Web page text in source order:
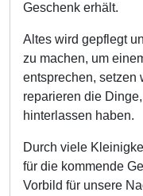
Geschenk erhält.
Altes wird gepflegt
zu machen, um
entsprechen, setzen
reparieren die
hinterlassen haben.
Durch viele
für die kommende
Vorbild für unsere